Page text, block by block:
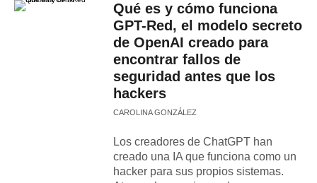
Qué es y cómo funciona
GPT-Red, el modelo secreto
de OpenAI creado para
encontrar fallos de
seguridad antes que los
hackers
CAROLINA GONZÁLEZ
Los creadores de ChatGPT han
creado una IA que funciona como un
hacker para sus propios sistemas.